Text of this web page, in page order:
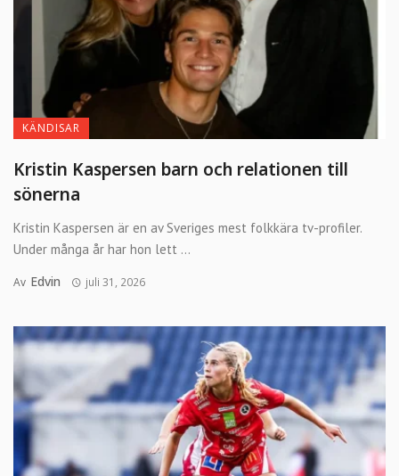
KÄNDISAR
Kristin Kaspersen barn och relationen till
sönerna
Kristin Kaspersen är en av Sveriges mest folkkära tv-profiler.
Under många år har hon lett ...
Av Edvin juli 31, 2026